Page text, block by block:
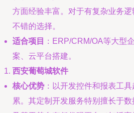
方面经验丰富。对于有复杂业务
不错的选择。
适合项目
：ERP/CRM/OA等大型
案、云平台搭建。
西安葡萄城软件
核心优势 ：以开发控件和报表工
累。其定制开发服务特别擅长于